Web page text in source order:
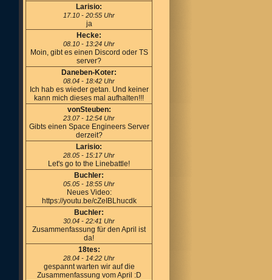
Larisio:
17.10 - 20:55 Uhr
ja
Hecke:
08.10 - 13:24 Uhr
Moin, gibt es einen Discord oder TS
server?
Daneben-Koter:
08.04 - 18:42 Uhr
Ich hab es wieder getan. Und keiner
kann mich dieses mal aufhalten!!!
vonSteuben:
23.07 - 12:54 Uhr
Gibts einen Space Engineers Server
derzeit?
Larisio:
28.05 - 15:17 Uhr
Let's go to the Linebattle!
Buchler:
05.05 - 18:55 Uhr
Neues Video:
https://youtu.be/cZeIBLhucdk
Buchler:
30.04 - 22:41 Uhr
Zusammenfassung für den April ist
da!
18tes:
28.04 - 14:22 Uhr
gespannt warten wir auf die
Zusammenfassung vom April :D